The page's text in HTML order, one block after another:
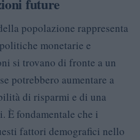
popolazione rappresenta
monetarie e
si trovano di fronte a un
potrebbero aumentare a
di risparmi e di una
È fondamentale che i
fattori demografici nello